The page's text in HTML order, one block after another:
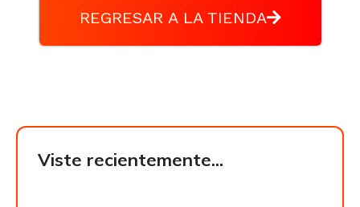
REGRESAR A LA TIENDA
Viste recientemente...